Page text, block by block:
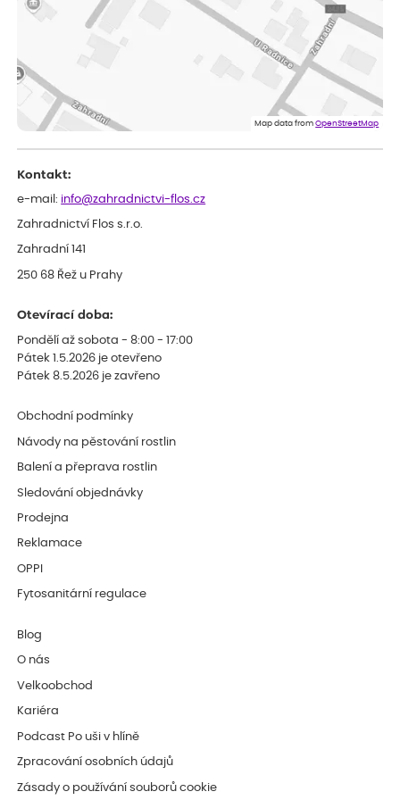
ověřený nákup
Rostlina mi přišla v dobrém stavu, jsem spokojená.
Zuzana
Spokojenost s dodáním kvalitních rostlin
Map data fromOpenStreetMap
Kontakt:
e-mail: info@zahradnictvi-flos.cz
Zahradnictví Flos s.r.o.
Zahradní 141
250 68 Řež u Prahy
Otevírací doba:
Pondělí až sobota - 8:00 - 17:00
Pátek 1.5.2026 je otevřeno
Pátek 8.5.2026 je zavřeno
Obchodní podmínky
Návody na pěstování rostlin
Balení a přeprava rostlin
Sledování objednávky
Prodejna
Reklamace
OPPI
Fytosanitární regulace
Blog
O nás
Velkoobchod
Kariéra
Podcast Po uši v hlíně
Zpracování osobních údajů
Zásady o používání souborů cookie